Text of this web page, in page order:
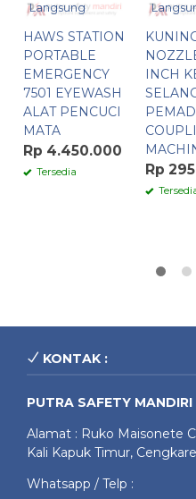
Langsung
HAWS STATION
PORTABLE
EMERGENCY
7501 EYEWASH
ALAT PENCUCI
MATA
Rp 4.450.000
Tersedia
INCH
Rp
KONTAK :
PUTRA SAFETY MANDIRI
Alamat : Ruko Maisonete
Kali Kapuk Timur,
Whatsapp / Telp :